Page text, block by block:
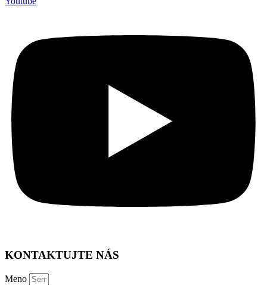
KONTAKTUJTE NÁS
Meno